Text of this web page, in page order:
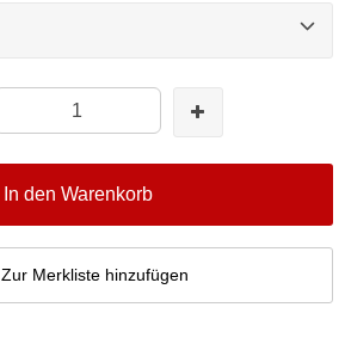
In den Warenkorb
Zur Merkliste hinzufügen